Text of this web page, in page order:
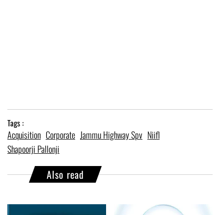
Tags :
Acquisition Corporate Jammu Highway Spv Niifl
Shapoorji Pallonji
Also read